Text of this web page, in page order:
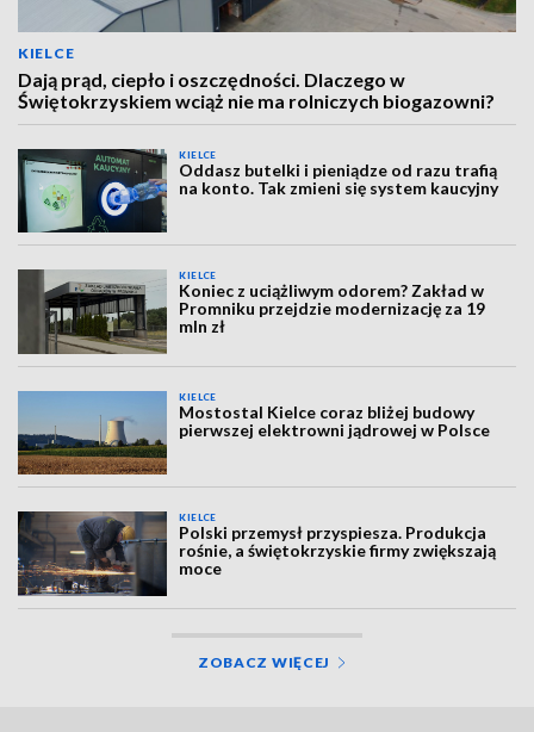
KIELCE
Dają prąd, ciepło i oszczędności. Dlaczego w
Świętokrzyskiem wciąż nie ma rolniczych biogazowni?
KIELCE
Oddasz butelki i pieniądze od razu trafią
na konto. Tak zmieni się system kaucyjny
KIELCE
Koniec z uciążliwym odorem? Zakład w
Promniku przejdzie modernizację za 19
mln zł
KIELCE
Mostostal Kielce coraz bliżej budowy
pierwszej elektrowni jądrowej w Polsce
KIELCE
Polski przemysł przyspiesza. Produkcja
rośnie, a świętokrzyskie firmy zwiększają
moce
ZOBACZ WIĘCEJ